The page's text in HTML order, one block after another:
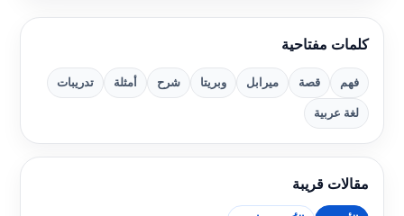
كلمات مفتاحية
فهم قصة ميرابل وبريتا شرح أمثلة تدريبات
لغة عربية
مقالات قريبة